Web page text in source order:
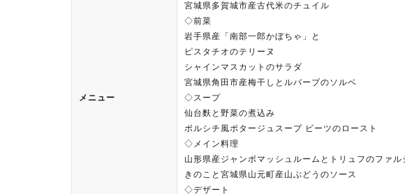
メニュー
宮城県多賀城市産古代米のチュイル
◇前菜
岩手県産「南部一郎かぼちゃ」と
ピスタチオのテリーヌ
シャインマスカットのサラダ
宮城県角田市産梅干しとルバーブのソルベ
◇スープ
仙台麩と野菜の煮込み
ボルシチ風ポタージュスープ ビーツのロースト
◇メイン料理
山形県産ジャンボマッシュルームとトリュフのファル
きのこと宮城県山元町産山ぶどうのソース
◇デザート